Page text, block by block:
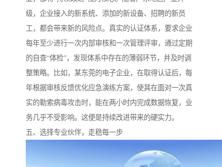
级，企业接入的新系统、添加的新设备、招聘的新员
工，都会带来新的风险点。真实的认证体系，要求企业
每年至少进行一次内部审核和一次管理评审，通过定期
的自查“体检”，发现体系中存在的薄弱环节，并及时调
整策略。比如，某东莞的电子企业，在取得认证后，每
年根据审核反馈优化应急演练方案，使其在面对一次真
实的勒索病毒攻击时，能在两小时内完成数据恢复，业
务几乎不受影响。这便是持续改进带来的硬实力。
五、选择专业伙伴，走稳每一步